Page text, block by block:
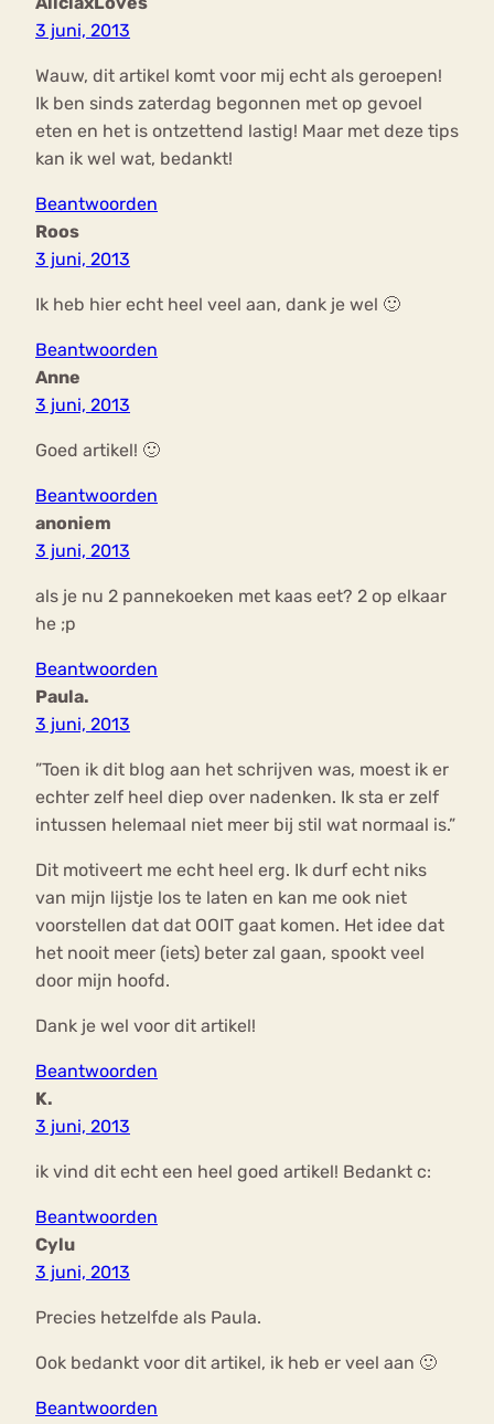
3 juni, 2013
Wauw, dit artikel komt voor mij echt als geroepen!
Ik ben sinds zaterdag begonnen met op gevoel
eten en het is ontzettend lastig! Maar met deze tips
kan ik wel wat, bedankt!
Beantwoorden
Roos
3 juni, 2013
Ik heb hier echt heel veel aan, dank je wel 🙂
Beantwoorden
Anne
3 juni, 2013
Goed artikel! 🙂
Beantwoorden
anoniem
3 juni, 2013
als je nu 2 pannekoeken met kaas eet? 2 op elkaar
he ;p
Beantwoorden
Paula.
3 juni, 2013
”Toen ik dit blog aan het schrijven was, moest ik er
echter zelf heel diep over nadenken. Ik sta er zelf
intussen helemaal niet meer bij stil wat normaal is.”
Dit motiveert me echt heel erg. Ik durf echt niks
van mijn lijstje los te laten en kan me ook niet
voorstellen dat dat OOIT gaat komen. Het idee dat
het nooit meer (iets) beter zal gaan, spookt veel
door mijn hoofd.
Dank je wel voor dit artikel!
Beantwoorden
K.
3 juni, 2013
ik vind dit echt een heel goed artikel! Bedankt c:
Beantwoorden
Cylu
3 juni, 2013
Precies hetzelfde als Paula.
Ook bedankt voor dit artikel, ik heb er veel aan 🙂
Beantwoorden